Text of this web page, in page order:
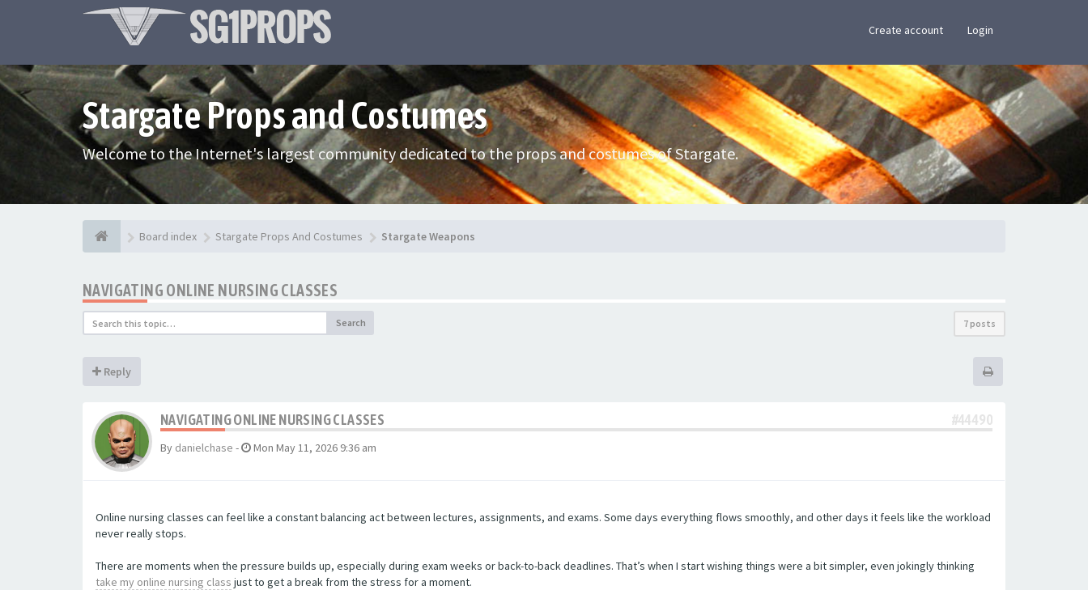
Create account Login
Stargate Props and Costumes
Welcome to the Internet's largest community dedicated to the props and costumes of Stargate.
Board index Stargate Props And Costumes Stargate Weapons
NAVIGATING ONLINE NURSING CLASSES
Search 7 posts
Reply
NAVIGATING ONLINE NURSING CLASSES #44490
By danielchase - Mon May 11, 2026 9:36 am
Online nursing classes can feel like a constant balancing act between lectures, assignments, and exams. Some days everything flows smoothly, and other days it feels like the workload
never really stops.
There are moments when the pressure builds up, especially during exam weeks or back-to-back deadlines. That’s when I start wishing things were a bit simpler, even jokingly thinking
take my online nursing class just to get a break from the stress for a moment.